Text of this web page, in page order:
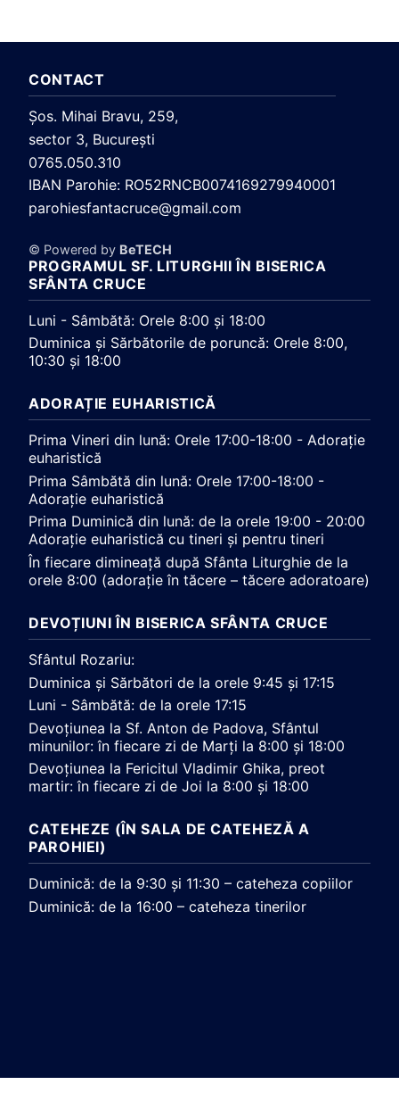
CONTACT
Şos. Mihai Bravu, 259,
sector 3, Bucureşti
0765.050.310
IBAN Parohie: RO52RNCB0074169279940001
parohiesfantacruce@gmail.com
© Powered by BeTECH
PROGRAMUL SF. LITURGHII ÎN BISERICA
SFÂNTA CRUCE
Luni - Sâmbătă: Orele 8:00 și 18:00
Duminica și Sărbătorile de poruncă: Orele 8:00,
10:30 și 18:00
ADORAȚIE EUHARISTICĂ
Prima Vineri din lună: Orele 17:00-18:00 - Adorație
euharistică
Prima Sâmbătă din lună: Orele 17:00-18:00 -
Adorație euharistică
Prima Duminică din lună: de la orele 19:00 - 20:00
Adorație euharistică cu tineri și pentru tineri
În fiecare dimineață după Sfânta Liturghie de la
orele 8:00 (adorație în tăcere – tăcere adoratoare)
DEVOȚIUNI ÎN BISERICA SFÂNTA CRUCE
Sfântul Rozariu:
Duminica și Sărbători de la orele 9:45 și 17:15
Luni - Sâmbătă: de la orele 17:15
Devoțiunea la Sf. Anton de Padova, Sfântul
minunilor: în fiecare zi de Marți la 8:00 și 18:00
Devoțiunea la Fericitul Vladimir Ghika, preot
martir: în fiecare zi de Joi la 8:00 și 18:00
CATEHEZE (ÎN SALA DE CATEHEZĂ A
PAROHIEI)
Duminică: de la 9:30 și 11:30 – cateheza copiilor
Duminică: de la 16:00 – cateheza tinerilor